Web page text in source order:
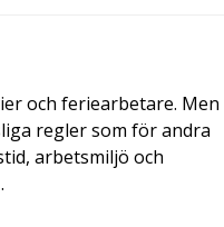
och feriearbetare. Men
regler som för andra
arbetsmiljö och